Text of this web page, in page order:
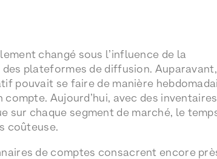
changé sous l’influence de la
plateformes de diffusion. Auparavant,
pouvait se faire de manière
Aujourd’hui, avec des
chaque segment de marché, le
coûteuse.
de comptes consacrent encore